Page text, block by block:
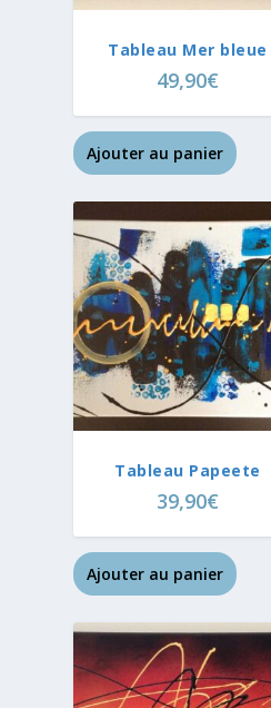
Tableau Mer bleue
49,90€
Ajouter au panier
Tableau Papeete
39,90€
Ajouter au panier